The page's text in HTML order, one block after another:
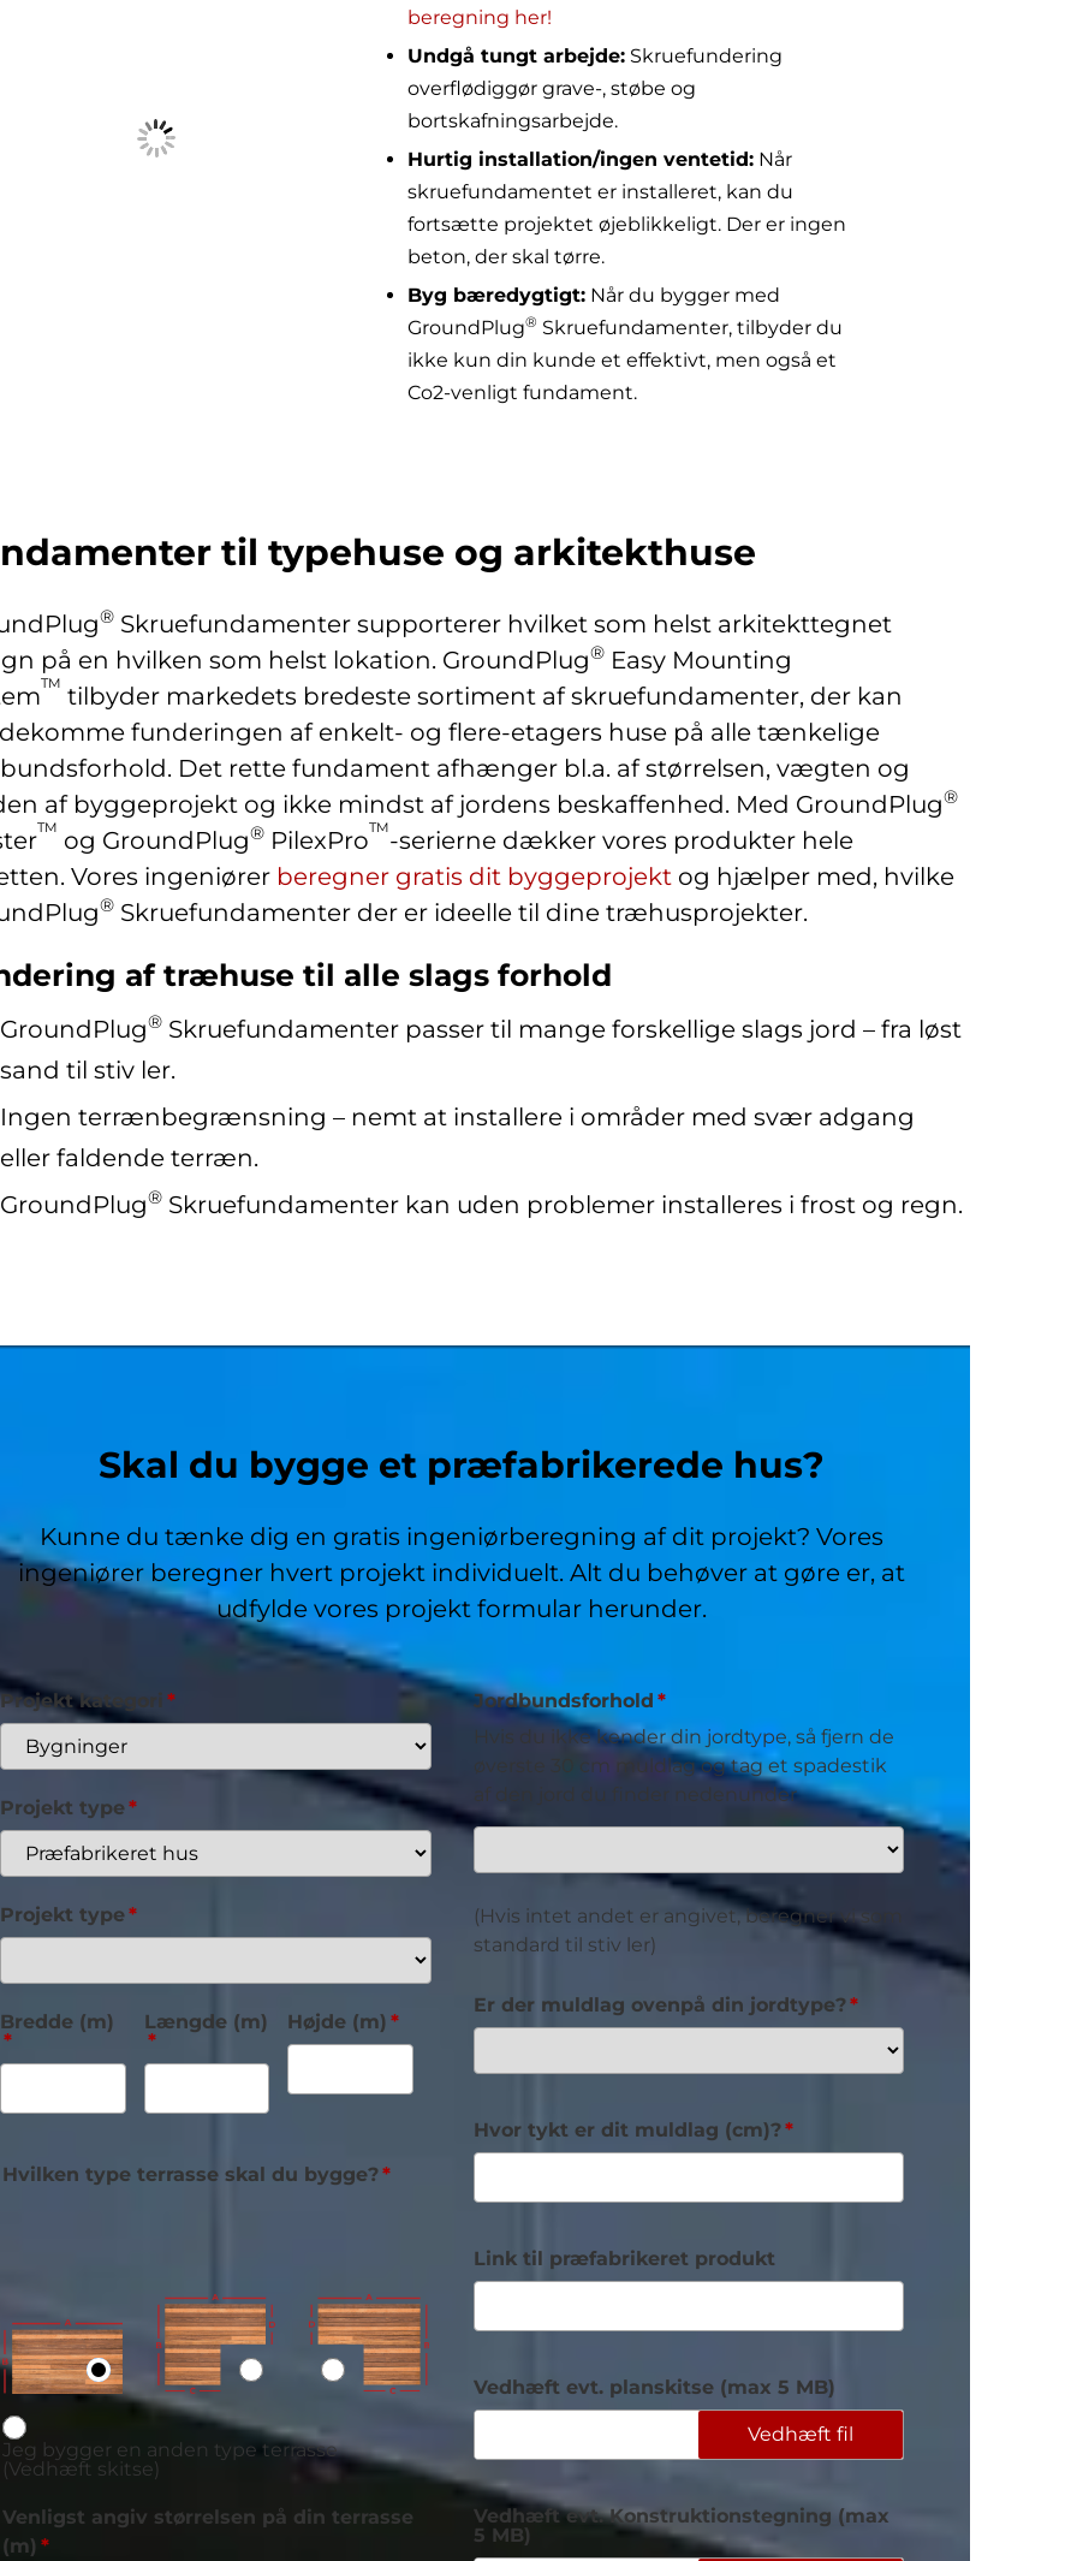
beregning her!
Undgå tungt arbejde: Skruefundering
overflødiggør grave-, støbe og
bortskafningsarbejde.
Hurtig installation/ingen ventetid: Når
skruefundamentet er installeret, kan du
fortsætte projektet øjeblikkeligt. Der er ingen
beton, der skal tørre.
Byg bæredygtigt: Når du bygger med
GroundPlug® Skruefundamenter, tilbyder du
ikke kun din kunde et effektivt, men også et
Co2-venligt fundament.
til typehuse og arkitekthuse
® Skruefundamenter supporterer hvilket som helst arkitekttegnet
på en hvilken som helst lokation. GroundPlug® Easy Mounting
TM tilbyder markedets bredeste sortiment af skruefundamenter, der kan
funderingen af enkelt- og flere-etagers huse på alle tænkelige
Det rette fundament afhænger bl.a. af størrelsen, vægten og
af byggeprojekt og ikke mindst af jordens beskaffenhed. Med GroundPlug®
TM og GroundPlug® PilexProTM-serierne dækker vores produkter hele
Vores ingeniører beregner gratis dit byggeprojekt og hjælper med, hvilke
® Skruefundamenter der er ideelle til dine træhusprojekter.
af træhuse til alle slags forhold
GroundPlug® Skruefundamenter passer til mange forskellige slags jord – fra løst
sand til stiv ler.
Ingen terrænbegrænsning – nemt at installere i områder med svær adgang
eller faldende terræn.
GroundPlug® Skruefundamenter kan uden problemer installeres i frost og regn.
Skal du bygge et præfabrikerede hus?
Kunne du tænke dig en gratis ingeniørberegning af dit projekt? Vores
ingeniører beregner hvert projekt individuelt. Alt du behøver at gøre er, at
udfylde vores projekt formular herunder.
Projekt kategori
Projekt type
Projekt type
Bredde (m) Længde (m) Højde (m)
Hvilken type terrasse skal du bygge?
Jeg bygger en anden type terrasse
(Vedhæft skitse)
Venligst angiv størrelsen på din terrasse
(m)
Jordbundsforhold
Hvis du ikke kender din jordtype, så fjern de
øverste 30 cm muldlag og tag et spadestik
af den jord du finder nedenunder
(Hvis intet andet er angivet, beregner vi som
standard til stiv ler)
Er der muldlag ovenpå din jordtype?
Hvor tykt er dit muldlag (cm)?
Link til præfabrikeret produkt
Vedhæft evt. planskitse (max 5 MB)
Vedhæft fil
Vedhæft evt. Konstruktionstegning (max
5 MB)